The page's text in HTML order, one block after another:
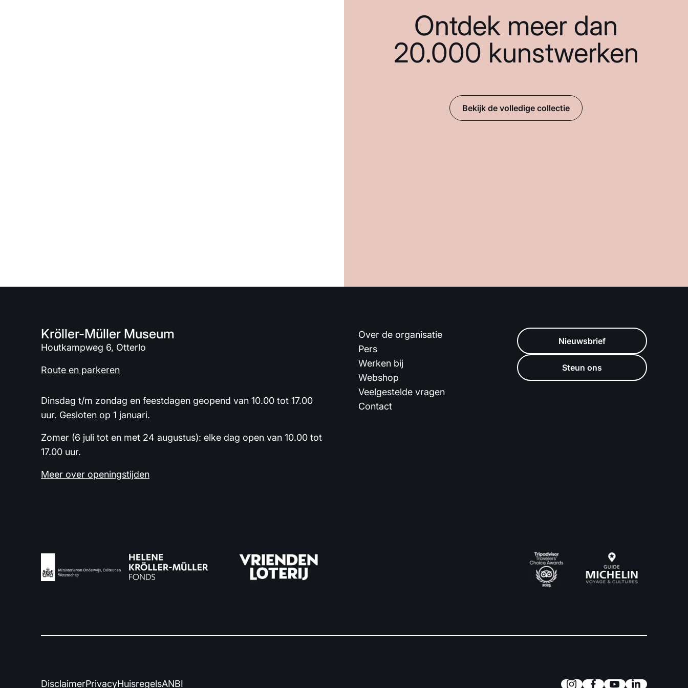
Ontdek meer dan
20.000 kunstwerken
Bekijk de volledige collectie
Kröller-Müller Museum
Houtkampweg 6, Otterlo
Route en parkeren
Dinsdag t/m zondag en feestdagen geopend van 10.00 tot 17.00
uur. Gesloten op 1 januari.
Zomer (6 juli tot en met 24 augustus): elke dag open van 10.00 tot
17.00 uur.
Meer over openingstijden
Over de organisatie
Pers
Werken bij
Webshop
Veelgestelde vragen
Contact
Nieuwsbrief
Steun ons
DisclaimerPrivacyHuisregelsANBI